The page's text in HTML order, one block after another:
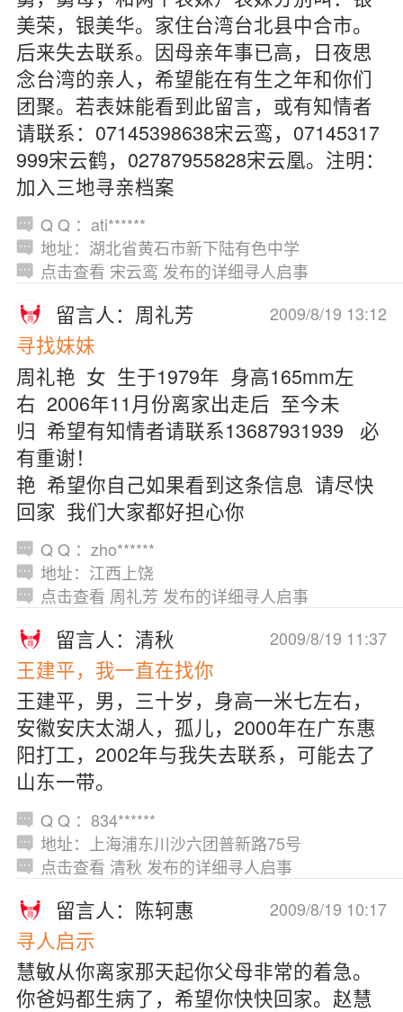
美荣，银美华。家住台湾台北县中合市。
后来失去联系。因母亲年事已高，日夜思
念台湾的亲人，希望能在有生之年和你们
团聚。若表妹能看到此留言，或有知情者
请联系：07145398638宋云鸾，07145317
999宋云鹤，02787955828宋云凰。注明：
加入三地寻亲档案
Q Q ：ati******
地址：湖北省黄石市新下陆有色中学
点击查看 宋云鸾 发布的详细寻人启事
2009/8/19 13:12
留言人：周礼芳
寻找妹妹
周礼艳 女 生于1979年 身高165mm左
右 2006年11月份离家出走后 至今未
归 希望有知情者请联系13687931939 必
有重谢！
艳 希望你自己如果看到这条信息 请尽快
回家 我们大家都好担心你
Q Q ：zho******
地址：江西上饶
点击查看 周礼芳 发布的详细寻人启事
2009/8/19 11:37
留言人：清秋
王建平，我一直在找你
王建平，男，三十岁，身高一米七左右，
安徽安庆太湖人，孤儿，2000年在广东惠
阳打工，2002年与我失去联系，可能去了
山东一带。
Q Q ：834******
地址：上海浦东川沙六团普新路75号
点击查看 清秋 发布的详细寻人启事
2009/8/19 10:17
留言人：陈轲惠
寻人启示
慧敏从你离家那天起你父母非常的着急。
你爸妈都生病了，希望你快快回家。赵慧